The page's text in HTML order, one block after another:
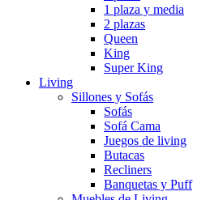
1 plaza y media
2 plazas
Queen
King
Super King
Living
Sillones y Sofás
Sofás
Sofá Cama
Juegos de living
Butacas
Recliners
Banquetas y Puff